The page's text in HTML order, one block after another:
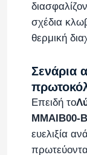
σχέδια
θερμική
Σενάρια
Επειδή το
MMAIB00-
ευελιξία